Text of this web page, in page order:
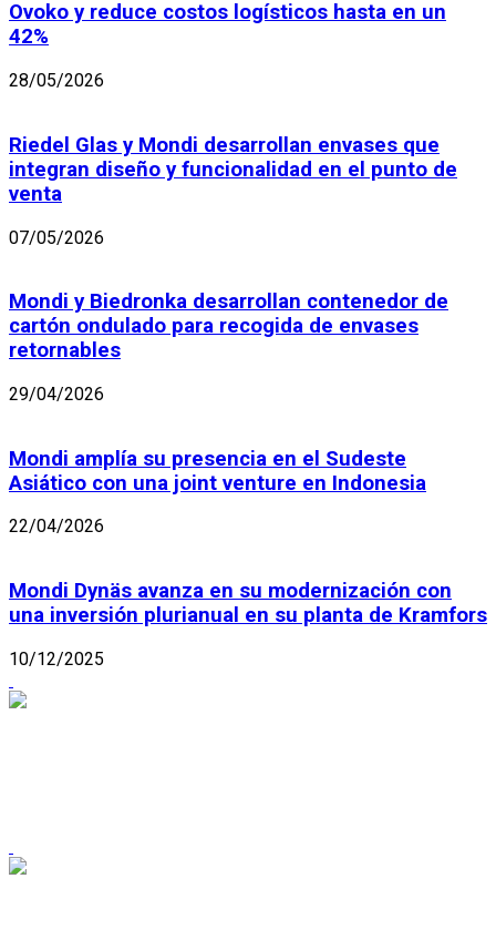
Ovoko y reduce costos logísticos hasta en un
42%
28/05/2026
Riedel Glas y Mondi desarrollan envases que
integran diseño y funcionalidad en el punto de
venta
07/05/2026
Mondi y Biedronka desarrollan contenedor de
cartón ondulado para recogida de envases
retornables
29/04/2026
Mondi amplía su presencia en el Sudeste
Asiático con una joint venture en Indonesia
22/04/2026
Mondi Dynäs avanza en su modernización con
una inversión plurianual en su planta de Kramfors
10/12/2025